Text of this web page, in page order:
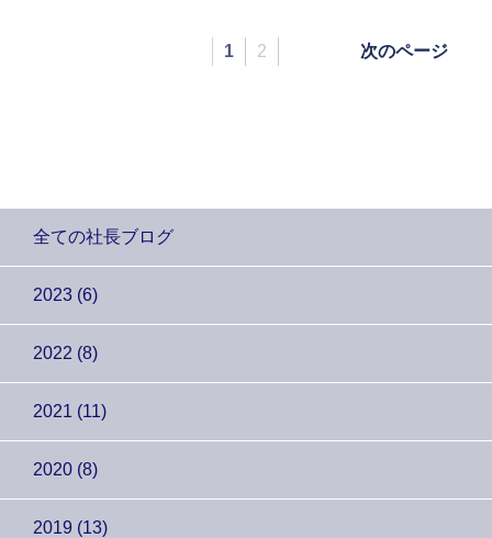
1 2 次のページ
全ての社長ブログ
2023 (6)
2022 (8)
2021 (11)
2020 (8)
2019 (13)